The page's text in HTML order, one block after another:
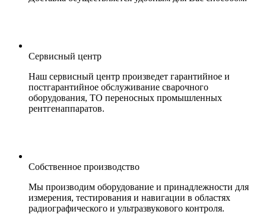
Сервисный центр
Наш сервисный центр произведет гарантийное и
постгарантийное обслуживание сварочного
оборудования, ТО переносных промышленных
рентгенаппаратов.
Собственное производство
Мы производим оборудование и принадлежности для
измерения, тестирования и навигации в областях
радиографического и ультразвукового контроля.